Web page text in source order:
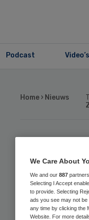
Podcast Video’s
Home › Nieuws
unit
We Care About
We and our 887
Selecting I Accept
to provide. Selecting
ads you see may not
any time by clicking the
Website. For more